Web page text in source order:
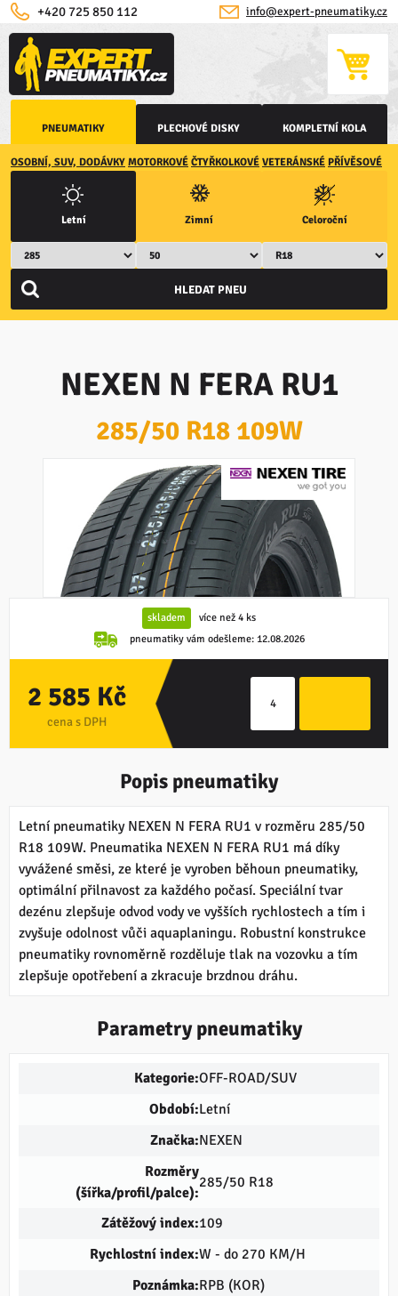
PNEUMATIKY PLECHOVÉ DISKY KOMPLETNÍ KOLA
info@expert-pneumatiky.cz
+420 725 850 112
OSOBNÍ, SUV, DODÁVKY MOTORKOVÉ ČTYŘKOLKOVÉ VETERÁNSKÉ PŘÍVĚSOVÉ
Letní Zimní Celoroční
NEXEN N FERA RU1
285/50 R18 109W
skladem
více než 4 ks
pneumatiky vám odešleme:12.08.2026
2 585 Kč
cena s DPH
Popis pneumatiky
Letní pneumatiky NEXEN N FERA RU1 v rozměru 285/50
R18 109W. Pneumatika NEXEN N FERA RU1 má díky
vyvážené směsi, ze které je vyroben běhoun pneumatiky,
optimální přilnavost za každého počasí. Speciální tvar
dezénu zlepšuje odvod vody ve vyšších rychlostech a tím i
zvyšuje odolnost vůči aquaplaningu. Robustní konstrukce
pneumatiky rovnoměrně rozděluje tlak na vozovku a tím
zlepšuje opotřebení a zkracuje brzdnou dráhu.
Parametry pneumatiky
Kategorie:OFF-ROAD/SUV
Období:Letní
Značka:NEXEN
Rozměry
(šířka/profil/palce):
285/50 R18
Zátěžový index:109
Rychlostní index:W - do 270 KM/H
Poznámka:RPB (KOR)